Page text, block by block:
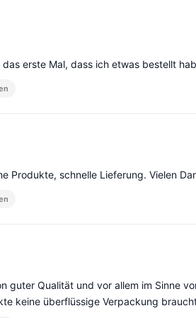
erste Mal, dass ich etwas bestellt
Produkte, schnelle Lieferung. Vielen
guter Qualität und vor allem im Sinne
keine überflüssige Verpackung